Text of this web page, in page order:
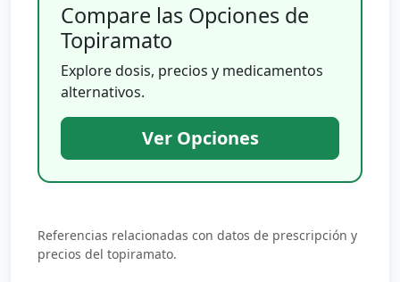
Compare las Opciones de
Topiramato
Explore dosis, precios y medicamentos
alternativos.
Ver Opciones
Referencias relacionadas con datos de prescripción y
precios del topiramato.